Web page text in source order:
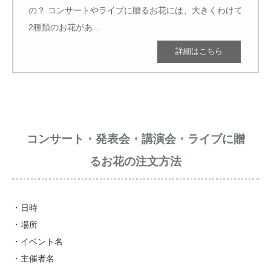
の？ コンサートやライブに贈るお花には、大きくわけて
2種類のお花があ…
コンサート・発表会・講演会・ライブに贈
るお花の注文方法
・日時
・場所
・イベント名
・主催者名